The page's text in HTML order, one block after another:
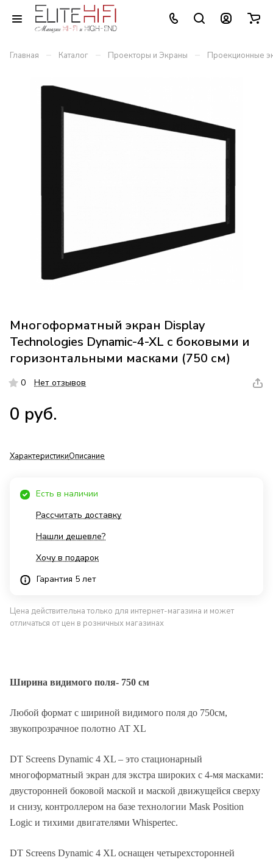
Главная – Каталог – Проекторы и Экраны – Проекционные
Многоформатный экран Display
Technologies Dynamic-4-XL с боковыми и
горизонтальными масками (750 см)
0 Нет отзывов
0 руб.
ХарактеристикиОписание
Есть в наличии
Рассчитать доставку
Нашли дешевле?
Хочу в подарок
Гарантия 5 лет
Цена действительна только для интернет-магазина и может
отличаться от цен в розничных магазинах
Ширина видимого поля- 750 см
Любой формат с шириной видимого поля до 750см,
звукопрозрачное полотно AT XL
Описание
DT Screens Dynamic 4 XL – это стационарный
многоформатный экран для экстра широких с 4-мя масками:
двусторонней боковой маской и маской движущейся сверху
и снизу, контроллером на базе технологии Mask Position
Logic и тихими двигателями Whispertec.
DT Screens Dynamic 4 XL оснащен четырехсторонней